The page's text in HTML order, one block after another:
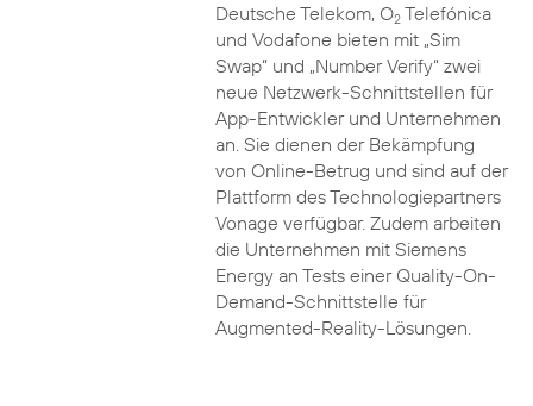
Deutsche Telekom, O2Telefónica
und Vodafone bieten mit „Sim
Swap“ und „Number Verify“ zwei
neue Netzwerk-Schnittstellen für
App-Entwickler und Unternehmen
an. Sie dienen der Bekämpfung
von Online-Betrug und sind auf der
Plattform des Technologiepartners
Vonage verfügbar. Zudem arbeiten
die Unternehmen mit Siemens
Energy an Tests einer Quality-On-
Demand-Schnittstelle für
Augmented-Reality-Lösungen.